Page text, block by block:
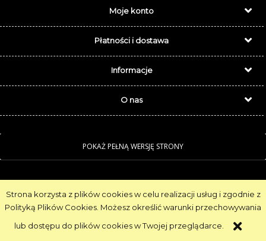
Strona korzysta z plików cookies w celu realizacji usług i zgodnie z
Polityką Plików Cookies. Możesz określić warunki przechowywania
lub dostępu do plików cookies w Twojej przeglądarce.
Moje konto
Płatności i dostawa
Informacje
O nas
POKAŻ PEŁNĄ WERSJĘ STRONY